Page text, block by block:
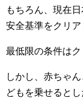
もちろん、現在
安全基準をクリア
最低限の条件はク
しかし、赤ちゃ
どもを乗せるとし